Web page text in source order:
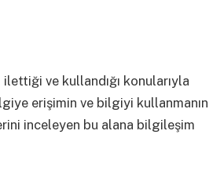
ve kullandığı konularıyla
erişimin ve bilgiyi kullanmanın
inceleyen bu alana bilgileşim